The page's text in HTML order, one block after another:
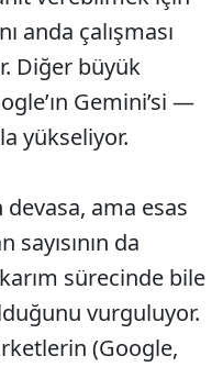
anda çalışması
Diğer büyük
Gemini’si —
yükseliyor.
ama esas
da
sürecinde bile
vurguluyor.
(Google,